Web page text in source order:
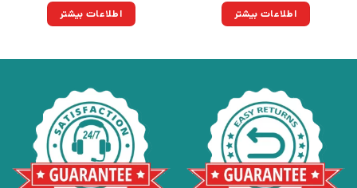
اطلاعات بیشتر اطلاعات بیشتر